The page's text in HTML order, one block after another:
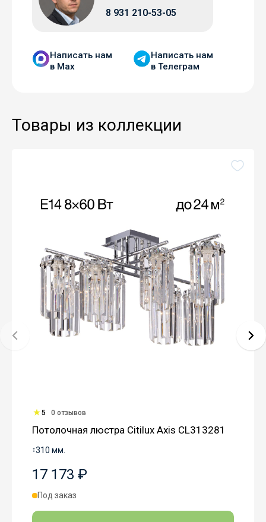
8 931 210-53-05
Написать нам
в Мax
Написать нам
в Телеграм
Товары из коллекции
5 0 отзывов
Потолочная люстра Citilux Axis CL313281
↕310 мм.
17 173 ₽
Под заказ